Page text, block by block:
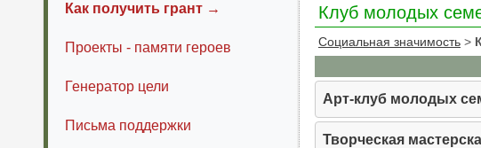
Как получить грант →
Проекты - памяти героев
Генератор цели
Письма поддержки
Клуб молодых
Социальная значимость >
Арт-клуб молодых
Творческая